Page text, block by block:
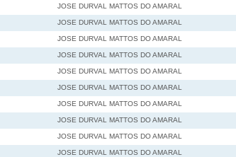
JOSE DURVAL MATTOS DO AMARAL
JOSE DURVAL MATTOS DO AMARAL
JOSE DURVAL MATTOS DO AMARAL
JOSE DURVAL MATTOS DO AMARAL
JOSE DURVAL MATTOS DO AMARAL
JOSE DURVAL MATTOS DO AMARAL
JOSE DURVAL MATTOS DO AMARAL
JOSE DURVAL MATTOS DO AMARAL
JOSE DURVAL MATTOS DO AMARAL
JOSE DURVAL MATTOS DO AMARAL